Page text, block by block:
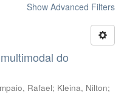
Show Advanced Filters
do
Rafael; Kleina, Nilton;